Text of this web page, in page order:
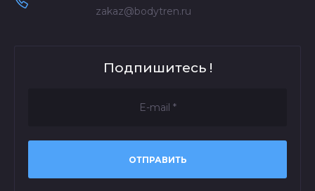
zakaz@bodytren.ru
Подпишитесь !
ОТПРАВИТЬ